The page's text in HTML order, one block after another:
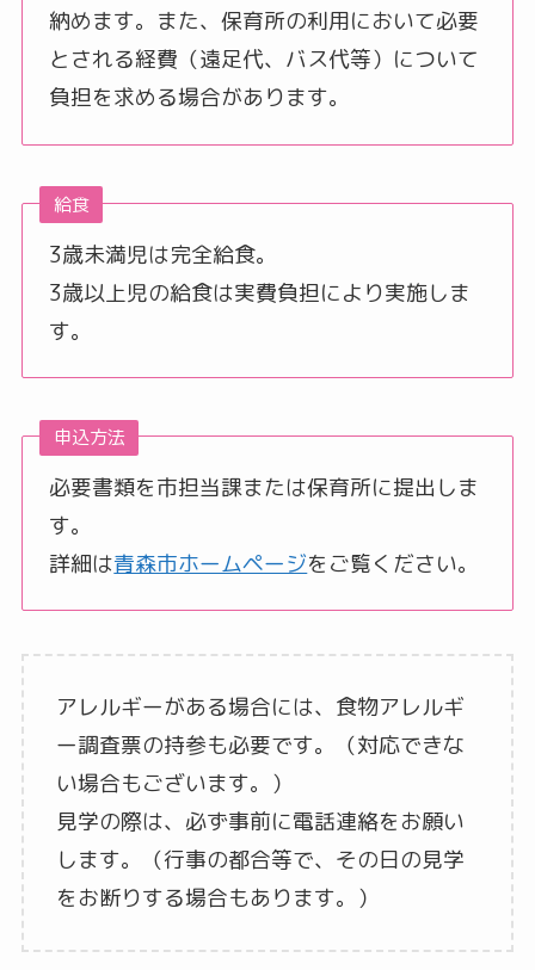
納めます。また、保育所の利用において必要
とされる経費（遠足代、バス代等）について
負担を求める場合があります。
給食
3歳未満児は完全給食。
3歳以上児の給食は実費負担により実施しま
す。
申込方法
必要書類を市担当課または保育所に提出しま
す。
詳細は青森市ホームページをご覧ください。
アレルギーがある場合には、食物アレルギ
ー調査票の持参も必要です。（対応できな
い場合もございます。）
見学の際は、必ず事前に電話連絡をお願い
します。（行事の都合等で、その日の見学
をお断りする場合もあります。）